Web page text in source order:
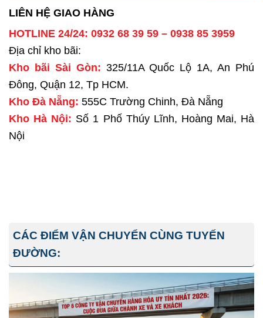
LIÊN HỆ GIAO HÀNG
HOTLINE 24/24: 0932 68 39 59 – 0938 85 3959
Địa chỉ kho bãi:
Kho bãi Sài Gòn: 325/11A Quốc Lộ 1A, An Phú
Đông, Quận 12, Tp HCM.
Kho Đà Nẵng: 555C Trường Chinh, Đà Nẵng
Kho Hà Nội: Số 1 Phố Thúy Lĩnh, Hoàng Mai, Hà
Nội
CÁC ĐIỂM VẬN CHUYỂN CÙNG TUYẾN
ĐƯỜNG: